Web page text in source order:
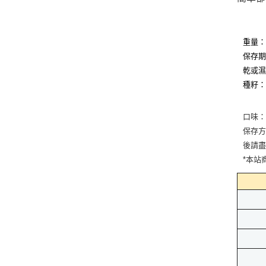
重量
保存
乾或
種籽
口味
保存
後請
*本站